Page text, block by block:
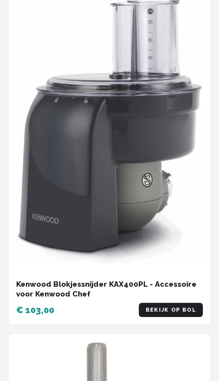
Kenwood Blokjessnijder KAX400PL - Accessoire
voor Kenwood Chef
€ 103,00 BEKIJK OP BOL